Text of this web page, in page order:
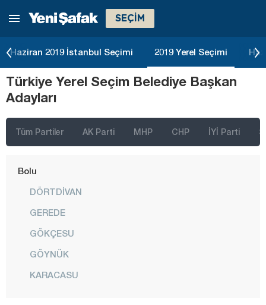
SEÇİM
Haziran 2019 İstanbul Seçimi 2019 Yerel Seçimi
Türkiye Yerel Seçim Belediye Başkan
Adayları
Tüm Partiler AK Parti MHP CHP İYİ Parti
Balıkesir
Bayburt
Bilecik
Bitlis
Bolu
DÖRTDİVAN
GEREDE
GÖKÇESU
GÖYNÜK
KARACASU